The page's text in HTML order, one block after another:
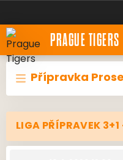
PRAGUE TIGERS
Přípravka
LIGA PŘÍPRAVEK